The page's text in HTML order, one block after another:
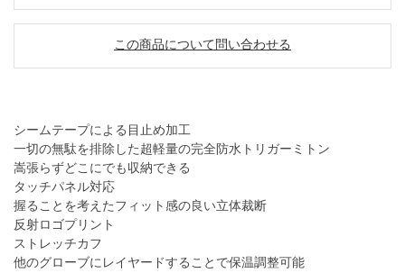
この商品について問い合わせる
シームテープによる目止め加工
一切の無駄を排除した超軽量の完全防水トリガーミトン
嵩張らずどこにでも収納できる
タッチパネル対応
握ることを考えたフィット感の良い立体裁断
反射ロゴプリント
ストレッチカフ
他のグローブにレイヤードすることで保温調整可能